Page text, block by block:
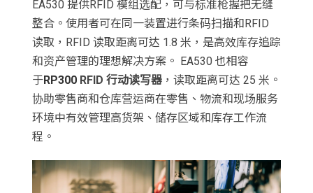
EA530 提供RFID 模组选配，可与标准枪握把无缝
整合。使用者可在同一装置进行条码扫描和RFID
读取，RFID 读取距离可达 1.8 米，是高效库存追踪
和资产管理的理想解决方案。 EA530 也相容
于RP300 RFID 行动读写器 ，读取距离可达 25 米。
协助零售商和仓库营运商在零售、物流和现场服务
环境中有效管理高货架、储存区域和库存工作流
程。